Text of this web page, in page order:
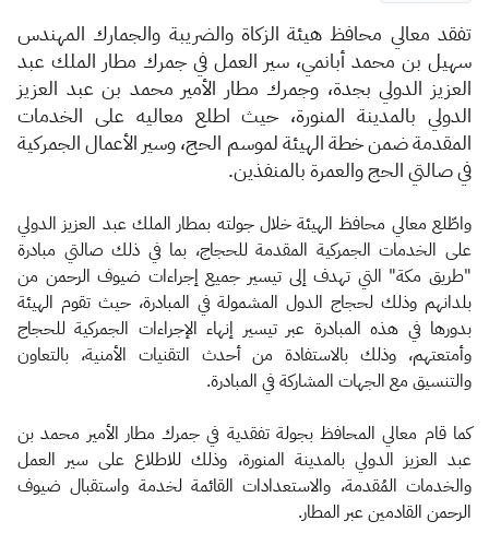
​​​​​​تفقد معالي محافظ هيئة الزكاة والضريبة والجمارك المهندس
سهيل بن محمد أبانمي، سير العمل في جمرك مطار الملك عبد
العزيز الدولي بجدة، وجمرك مطار الأمير محمد بن عبد العزيز
الدولي بالمدينة المنورة، حيث اطلع معاليه على الخدمات
المقدمة ضمن خطة الهيئة لموسم الحج، وسير الأعمال الجمركية
في صالتي الحج والعمرة بالمنفذين.
واطّلع معالي محافظ الهيئة خلال جولته بمطار الملك عبد العزيز الدولي
على الخدمات الجمركية المقدمة للحجاج، بما في ذلك صالتي مبادرة
"طريق مكة" التي تهدف إلى تيسير جميع إجراءات ضيوف الرحمن من
بلدانهم وذلك لحجاج الدول المشمولة في المبادرة، حيث تقوم الهيئة
بدورها في هذه المبادرة عبر تيسير إنهاء الإجراءات الجمركية للحجاج
وأمتعتهم، وذلك بالاستفادة من أحدث التقنيات الأمنية، بالتعاون
والتنسيق مع الجهات المشاركة في المبادرة.
كما قام معالي المحافظ بجولة تفقدية في جمرك مطار الأمير محمد بن
عبد العزيز الدولي بالمدينة المنورة، وذلك للاطلاع على سير العمل
والخدمات المُقدمة، والاستعدادات القائمة لخدمة واستقبال ضيوف
الرحمن القادمين عبر المطار.